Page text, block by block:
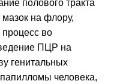
полового тракта
на флору,
во
ПЦР на
генитальных
человека,